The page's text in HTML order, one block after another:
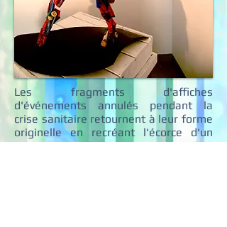
Les fragments d'affiches
d'événements annulés pendant la
crise sanitaire retournent à leur forme
originelle en recréant l'écorce d'un
arbre aux milles couleurs. Un arbre